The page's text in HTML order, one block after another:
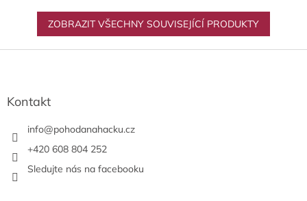
ZOBRAZIT VŠECHNY SOUVISEJÍCÍ PRODUKTY
Kontakt
info@pohodanahacku.cz
+420 608 804 252
Sledujte nás na facebooku